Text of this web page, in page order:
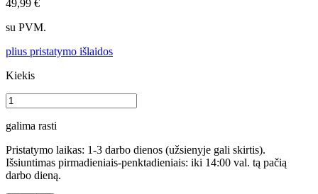
49,99 €
su PVM.
plius pristatymo išlaidos
Kiekis
galima rasti
Pristatymo laikas: 1-3 darbo dienos (užsienyje gali skirtis).
Išsiuntimas pirmadieniais-penktadieniais: iki 14:00 val. tą pačią
darbo dieną.